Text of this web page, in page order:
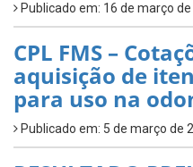
Publicado em: 16 de março
CPL FMS –
aquisição de
para uso na
Publicado em: 5 de março de